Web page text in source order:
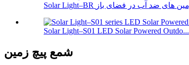
Solar Light–S01 LED Solar Powered Outdo...
شمع پیچ زمین